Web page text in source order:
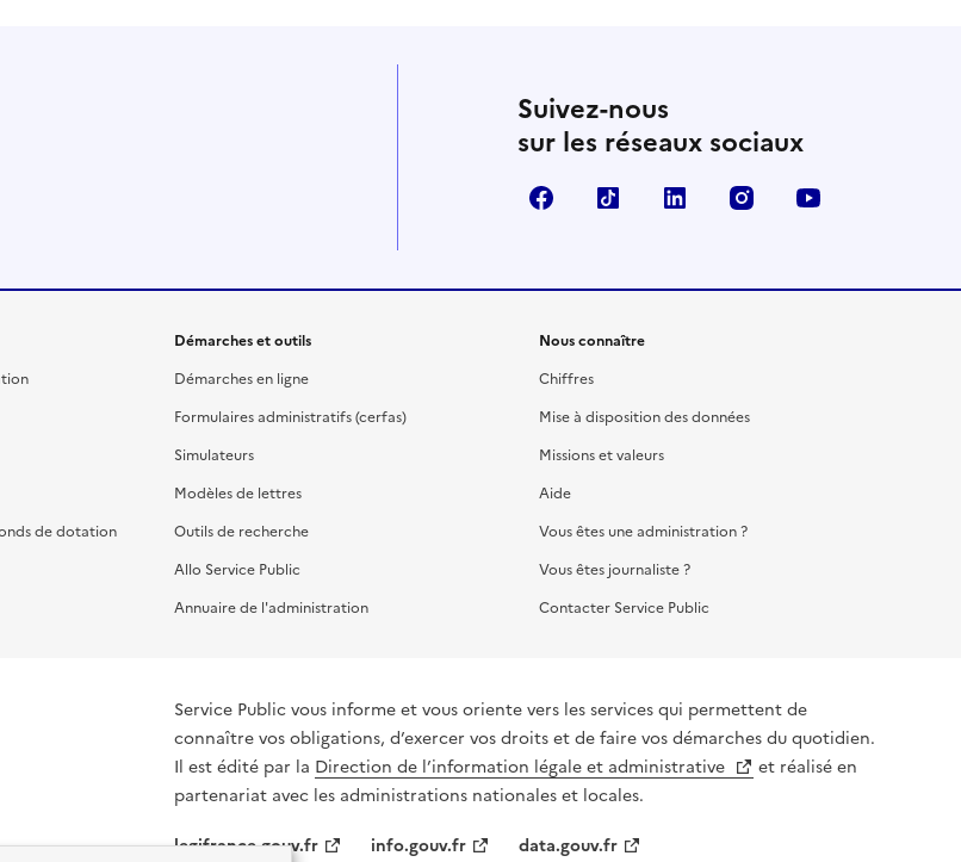
Suivez-nous
sur les réseaux sociaux
FacebookTikTok LinkedIn Instagram
de dotation
Démarches et outils
Démarches en ligne
Formulaires administratifs (cerfas)
Simulateurs
Modèles de lettres
Outils de recherche
Allo Service Public
Annuaire de l'administration
Nous connaître
Chiffres
Mise à disposition des données
Missions et valeurs
Aide
Vous êtes une administration ?
Vous êtes journaliste ?
Contacter Service Public
Service Public vous informe et vous oriente vers les services qui permettent de
connaître vos obligations, d’exercer vos droits et de faire vos démarches du quotidien.
Il est édité par la Direction de l’information légale et administrative
et réalisé en
partenariat avec les administrations nationales et locales.
legifrance.gouv.fr
info.gouv.fr data.gouv.fr